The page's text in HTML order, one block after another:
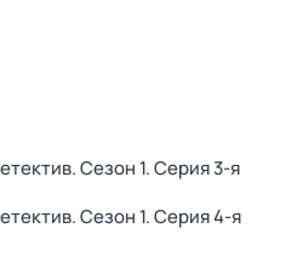
. Сезон 1. Серия 3-я
. Сезон 1. Серия 4-я